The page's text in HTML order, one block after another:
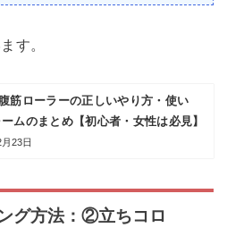
す。
腹筋ローラーの正しいやり方・使い
ムのまとめ【初心者・女性は必見】
23日
グ方法：②立ちコロ